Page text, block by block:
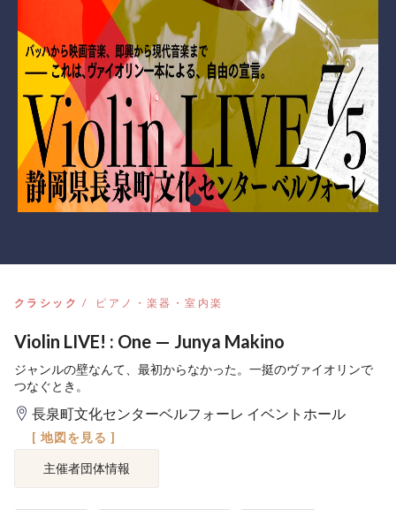
クラシック ピアノ・楽器・室内楽
Violin LIVE! : One — Junya Makino
ジャンルの壁なんて、最初からなかった。一挺のヴァイオリンで
つなぐとき。
長泉町文化センターベルフォーレ イベントホール
[ 地図を見る ]
主催者団体情報